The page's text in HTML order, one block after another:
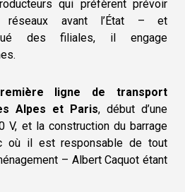
qui préfèrent prévoir
réseaux avant l’État – et
des filiales, il engage
ligne de transport
Alpes et Paris, début d’une
V, et la construction du barrage
où il est responsable de tout
– Albert Caquot étant